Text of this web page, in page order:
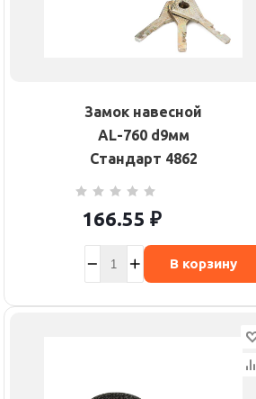
Замок навесной
AL-760 d9мм
Стандарт 4862
166.55 ₽
В корзину